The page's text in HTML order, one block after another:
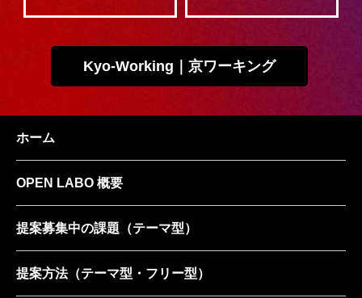
Kyo-Working｜京ワーキング
ホーム
OPEN LABO 概要
提案募集中の課題 （テーマ型）
提案方法（テーマ型・フリー型）